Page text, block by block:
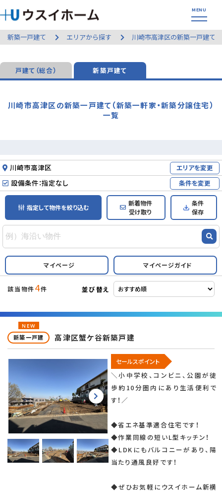
新築一戸建て エリアから探す 川崎市高津区の新築一戸建て
戸建て（総合） 新築戸建て
川崎市高津区の新築一戸建て（新築一軒家・新築分譲住宅）
一覧
川崎市高津区 エリアを変更
設備条件：指定なし 条件を変更
指定して物件を絞り込む
新着物件
受け取り
条件
保存
マイページ マイページガイド
該当物件4件 並び替え
NEW
新築一戸建 高津区蟹ケ谷新築戸建
セールスポイント
＼小中学校、コンビニ、公園が徒
歩約10分圏内にあり生活便利で
す！／
◆省エネ基準適合住宅です！
◆作業同線の短いL型キッチン！
◆LDKにもバルコニーがあり、陽
当たり通風良好です！
◆ぜひお気軽にウスイホーム新横